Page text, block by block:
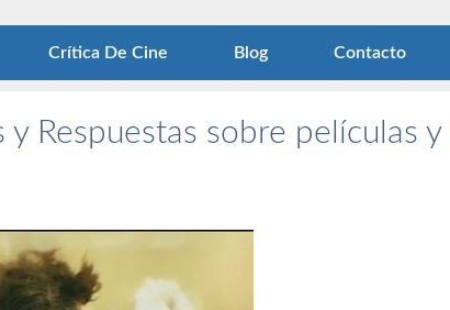
Crítica De Cine Blog Contacto
Respuestas sobre películas y